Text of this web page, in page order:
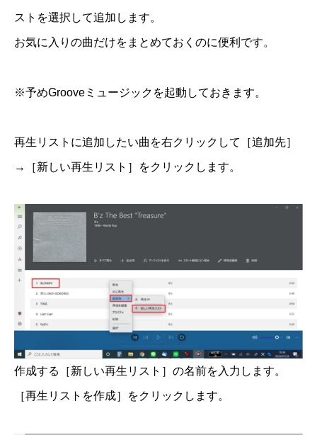
ストを選択して追加します。
お気に入りの曲だけをまとめておくのに便利です。
※予めGrooveミュージックを起動しておきます。
再生リストに追加したい曲を右クリックして［追加先］
→［新しい再生リスト］をクリックします。
作成する［新しい再生リスト］の名前を入力します。
［再生リストを作成］をクリックします。